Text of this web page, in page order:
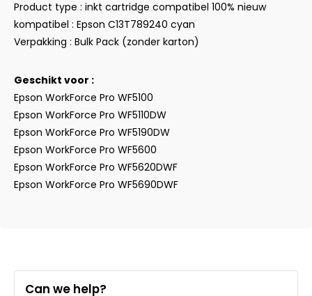
Product type : inkt cartridge compatibel 100% nieuw
kompatibel : Epson C13T789240 cyan
Verpakking : Bulk Pack (zonder karton)
Geschikt voor :
Epson WorkForce Pro WF5100
Epson WorkForce Pro WF5110DW
Epson WorkForce Pro WF5190DW
Epson WorkForce Pro WF5600
Epson WorkForce Pro WF5620DWF
Epson WorkForce Pro WF5690DWF
Can we help?